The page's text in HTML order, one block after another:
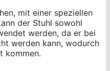
mit einer speziellen
der Stuhl sowohl
werden, da er bei
werden kann, wodurch
kommen.